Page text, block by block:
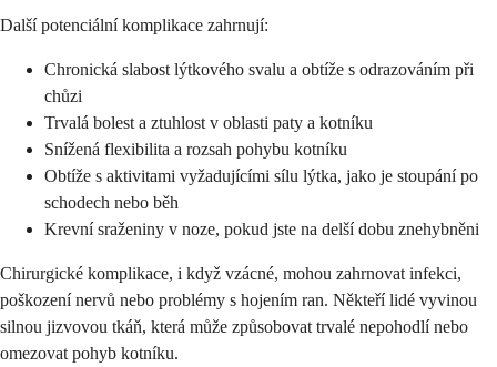
Další potenciální komplikace zahrnují:
Chronická slabost lýtkového svalu a obtíže s odrazováním při
chůzi
Trvalá bolest a ztuhlost v oblasti paty a kotníku
Snížená flexibilita a rozsah pohybu kotníku
Obtíže s aktivitami vyžadujícími sílu lýtka, jako je stoupání po
schodech nebo běh
Krevní sraženiny v noze, pokud jste na delší dobu znehybněni
Chirurgické komplikace, i když vzácné, mohou zahrnovat infekci,
poškození nervů nebo problémy s hojením ran. Někteří lidé vyvinou
silnou jizvovou tkáň, která může způsobovat trvalé nepohodlí nebo
omezovat pohyb kotníku.